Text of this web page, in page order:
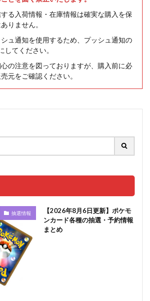
る入荷情報・在庫情報は確実な購入を保
りません。
ュ通知を使用するため、プッシュ通知の
してください。
の注意を図っておりますが、購入前に必
元をご確認ください。
抽選情報
【2026年8月6日更新】ポケモ
ンカード各種の抽選・予約情報
まとめ